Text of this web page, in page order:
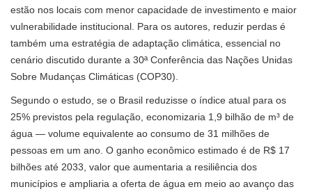
estão nos locais com menor capacidade de investimento e maior
vulnerabilidade institucional. Para os autores, reduzir perdas é
também uma estratégia de adaptação climática, essencial no
cenário discutido durante a 30ª Conferência das Nações Unidas
Sobre Mudanças Climáticas (COP30).
Segundo o estudo, se o Brasil reduzisse o índice atual para os
25% previstos pela regulação, economizaria 1,9 bilhão de m³ de
água — volume equivalente ao consumo de 31 milhões de
pessoas em um ano. O ganho econômico estimado é de R$ 17
bilhões até 2033, valor que aumentaria a resiliência dos
municípios e ampliaria a oferta de água em meio ao avanço das